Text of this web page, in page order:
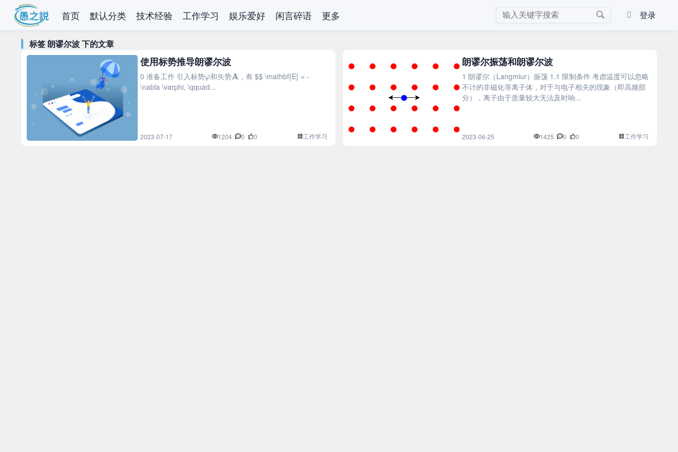
首页 默认分类 技术经验 工作学习 娱乐爱好 闲言碎语 更多 登录
标签 朗谬尔波 下的文章
使用标势推导朗谬尔波
0 准备工作 引入标势φ和矢势 A ，有 $$ \mathbf{E} = -
\nabla \varphi, \qquad...
2023-07-17 1204 0 0 工作学习
朗谬尔振荡和朗谬尔波
1 朗谬尔（Langmiur）振荡 1.1 限制条件 考虑温度可以忽略
不计的非磁化等离子体，对于与电子相关的现象（即高频部
分），离子由于质量较大无法及时响...
2023-06-25 1425 0 0 工作学习